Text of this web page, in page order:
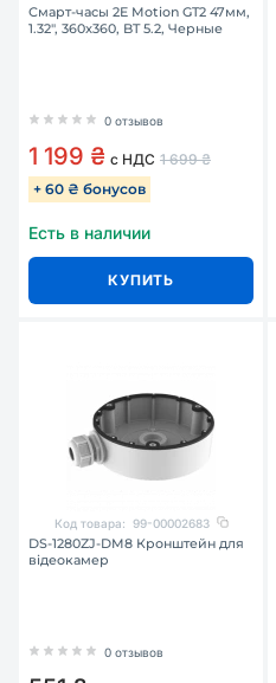
Смарт-часы 2E Motion GT2 47мм,
1.32", 360x360, BT 5.2, Черные
0 отзывов
1 199 ₴ с НДС 1 699 ₴
+ 60 ₴ бонусов
Есть в наличии
КУПИТЬ
Код товара: 99-00002683
DS-1280ZJ-DM8 Кронштейн для
відеокамер
0 отзывов